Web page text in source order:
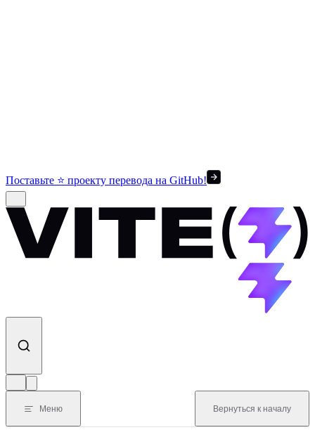
Поставьте ⭐ проекту перевода на GitHub!
Меню Вернуться к началу